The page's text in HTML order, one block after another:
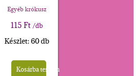
Egyéb krókusz
115Ft /db
Készlet: 60 db
Kosárba teszem